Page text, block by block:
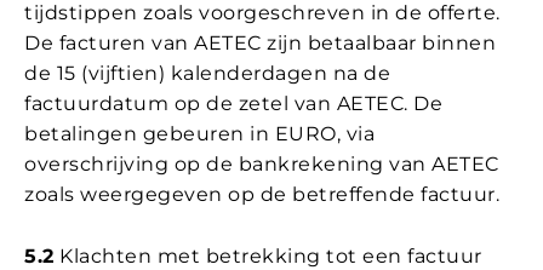
tijdstippen zoals voorgeschreven in de offerte.
De facturen van AETEC zijn betaalbaar binnen
de 15 (vijftien) kalenderdagen na de
factuurdatum op de zetel van AETEC. De
betalingen gebeuren in EURO, via
overschrijving op de bankrekening van AETEC
zoals weergegeven op de betreffende factuur.
5.2 Klachten met betrekking tot een factuur